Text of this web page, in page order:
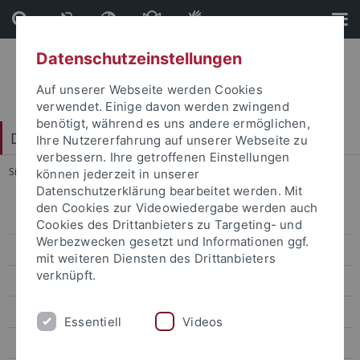
Direkt
zum
Inhalt
Direkt
zur
Fußleiste
Digital Humanities Center
Sie sind hier: Startseite ... Digital Humanities Center
Forschungsdatenmanagement
Software und Entwicklung
Gerätezentrum
Lehre
Datenschutzeinstellungen
Auf unserer Webseite werden Cookies
verwendet. Einige davon werden zwingend
benötigt, während es uns andere ermöglichen,
Ihre Nutzererfahrung auf unserer Webseite zu
verbessern. Ihre getroffenen Einstellungen
können jederzeit in unserer
Datenschutzerklärung bearbeitet werden. Mit
den Cookies zur Videowiedergabe werden auch
Cookies des Drittanbieters zu Targeting- und
Werbezwecken gesetzt und Informationen ggf.
mit weiteren Diensten des Drittanbieters
verknüpft.
Essentiell Videos